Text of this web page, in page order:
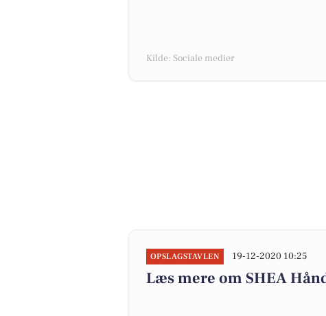
Kilde: Sociale medier
OPSLAGSTAVLEN 19-12-2020 10:25
Læs mere om SHEA